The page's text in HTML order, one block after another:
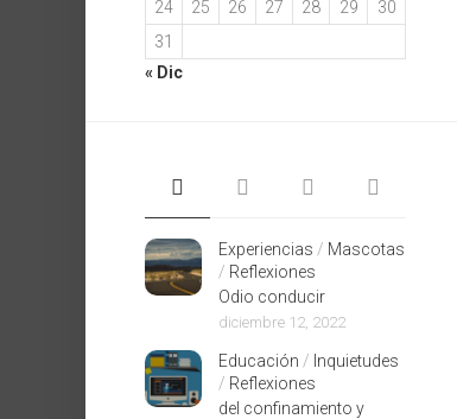
24
25 26 27 28 29
30
31
« Dic
Experiencias / Mascotas
/ Reflexiones
Odio conducir
diciembre 12, 2022
Educación / Inquietudes
/ Reflexiones
del confinamiento y